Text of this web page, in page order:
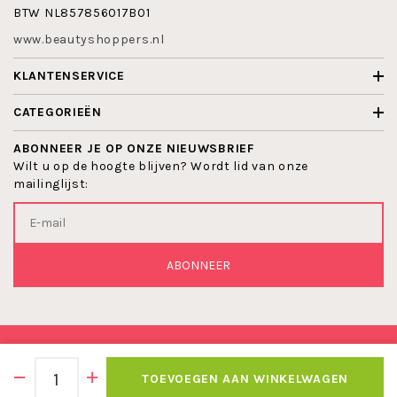
TOEVOEGEN AAN WINKELWAGEN
BTW NL857856017B01
www.beautyshoppers.nl
KLANTENSERVICE
CATEGORIEËN
ABONNEER JE OP ONZE NIEUWSBRIEF
Wilt u op de hoogte blijven? Wordt lid van onze
mailinglijst:
ABONNEER